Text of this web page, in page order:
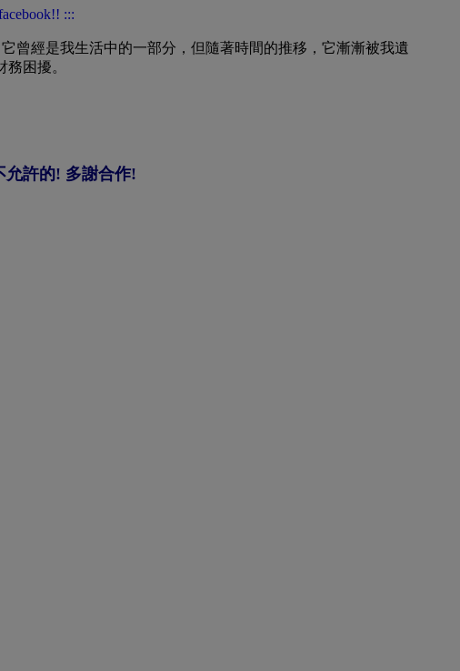
曾經是我生活中的一部分，但隨著時間的推移，它漸漸被我遺
困擾。
允許的! 多謝合作!